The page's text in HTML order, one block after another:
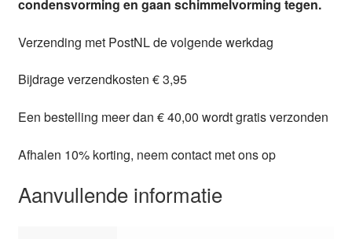
condensvorming en gaan schimmelvorming tegen.
Verzending met PostNL de volgende werkdag
Bijdrage verzendkosten € 3,95
Een bestelling meer dan € 40,00 wordt gratis verzonden
Afhalen 10% korting, neem contact met ons op
Aanvullende informatie